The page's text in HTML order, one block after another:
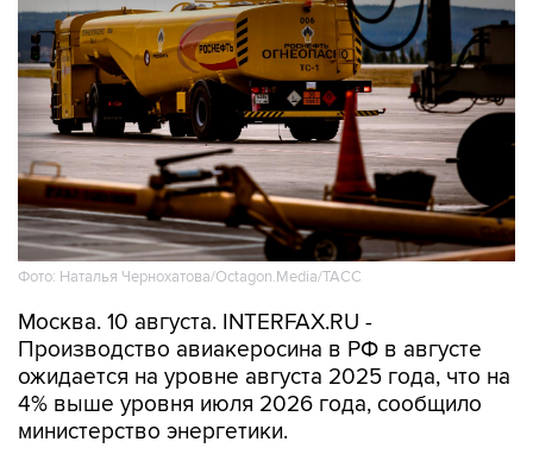
Фото: Наталья Чернохатова/Octagon.Media/ТАСС
Москва. 10 августа. INTERFAX.RU -
Производство авиакеросина в РФ в августе
ожидается на уровне августа 2025 года, что на
4% выше уровня июля 2026 года, сообщило
министерство энергетики.